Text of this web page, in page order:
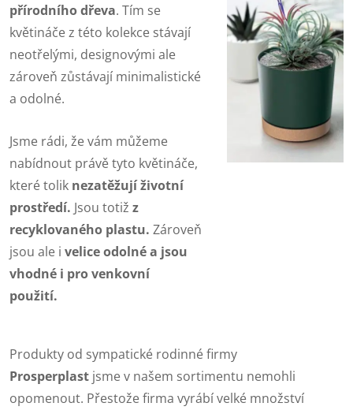
přírodního dřeva. Tím se
květináče z této kolekce stávají
neotřelými, designovými ale
zároveň zůstávají minimalistické
a odolné.
Jsme rádi, že vám můžeme
nabídnout právě tyto květináče,
které tolik nezatěžují životní
prostředí. Jsou totiž z
recyklovaného plastu. Zároveň
jsou ale i velice odolné a jsou
vhodné i pro venkovní
použití.
Produkty od sympatické rodinné firmy
Prosperplast jsme v našem sortimentu nemohli
opomenout. Přestože firma vyrábí velké množství